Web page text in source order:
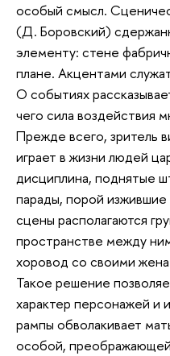
особый смысл.
(Д. Боровский)
элементу: стене
плане. Акцентами
О событиях
чего сила воздействия
Прежде всего, зритель
играет в жизни людей
дисциплина, поднятые
парады, порой
сцены располагаются
пространстве между
хоровод со своими
Такое решение
характер персонажей и
рампы обволакивает
особой,